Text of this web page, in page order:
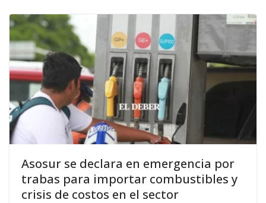
Asosur se declara en emergencia por
trabas para importar combustibles y
crisis de costos en el sector